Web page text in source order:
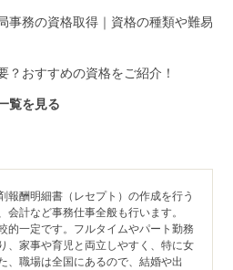
事務の資格取得｜資格の種類や難易
？おすすめの資格をご紹介！
覧を見る
報酬明細書（レセプト）の作成を行う
計など事務仕事全般も行います。
的一定です。フルタイムやパート勤務
、家事や育児と両立しやすく、特に女
、職場は全国にあるので、結婚や出